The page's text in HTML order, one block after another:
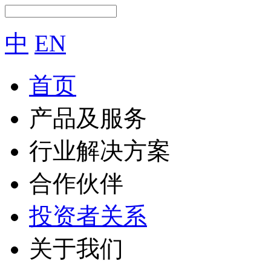
中 EN
首页
产品及服务
行业解决方案
合作伙伴
投资者关系
关于我们